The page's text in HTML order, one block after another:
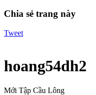
Chia sẻ trang này
Tweet
hoang54dh2
Mới Tập Cầu Lông